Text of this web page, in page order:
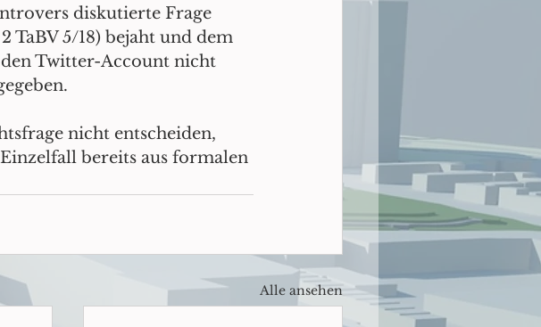
diskutierte Frage
TaBV 5/18) bejaht und dem
den Twitter-Account nicht
nicht entscheiden,
bereits aus formalen
Alle ansehen